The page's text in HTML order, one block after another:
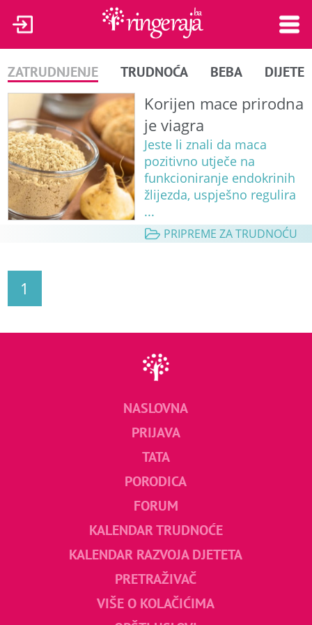
ZATRUDNJENJE TRUDNOĆA BEBA DIJETE
Korijen mace prirodna
je viagra
Jeste li znali da maca
pozitivno utječe na
funkcioniranje endokrinih
žlijezda, uspješno regulira
...
PRIPREME ZA TRUDNOĆU
1
NASLOVNA
PRIJAVA
TATA
PORODICA
FORUM
KALENDAR TRUDNOĆE
KALENDAR RAZVOJA DJETETA
PRETRAŽIVAČ
VIŠE O KOLAČIĆIMA